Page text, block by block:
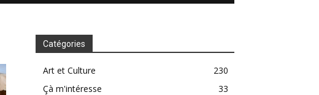
Catégories
Art et Culture
230
Çà m'intéresse
33